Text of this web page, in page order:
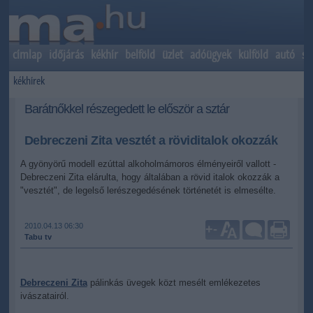
címlap időjárás kékhír belföld üzlet adóügyek külföld autó
kékhírek
Barátnőkkel részegedett le először a sztár
Debreczeni Zita vesztét a röviditalok okozzák
A gyönyörű modell ezúttal alkoholmámoros élményeiről vallott -
Debreczeni Zita elárulta, hogy általában a rövid italok okozzák a
"vesztét", de legelső lerészegedésének történetét is elmesélte.
2010.04.13 06:30
Tabu tv
+-
Debreczeni Zitapálinkás üvegek közt mesélt emlékezetes
ivászatairól.